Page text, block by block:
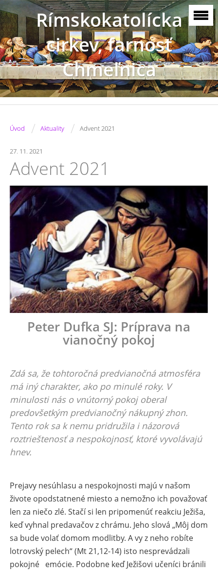
Rímskokatolícka
cirkev, farnosť
Chmeľnica
Úvod / Aktuality / Advent 2021
27. 11. 2021
Advent 2021
Peter Dufka SJ: Príprava na
vianočný pokoj
Zdá sa, že tohtoročná predvianočná atmosféra
má iný charakter, ako po minulé roky. V
minulosti nás o vnútorný pokoj oberal
predovšetkým predvianočný nákupný zhon.
Tento rok sa k nemu pridružila i názorová
roztrieštenosť a nespokojnosť, ktoré vyvolávajú
hnev.
Prejavy nesúhlasu a nespokojnosti majú v našom
živote opodstatnené miesto a nemožno ich považovať
len za niečo zlé. Stačí si len pripomenúť reakciu Ježiša,
keď vyhnal predavačov z chrámu. Jeho slová „Môj dom
sa bude volať domom modlitby. A vy z neho robíte
lotrovský pelech“ (Mt 21,12-14) isto nesprevádzali
pokojné emócie. Podobne keď Ježišovi učeníci bránili